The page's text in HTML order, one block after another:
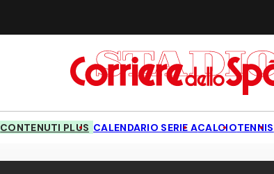
CONTENUTI PLUS CALENDARIO SERIE ACALCIOTENNIS